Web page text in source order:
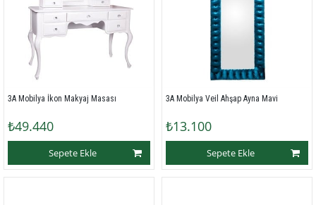
3A Mobilya İkon Makyaj Masası
₺49.440
Sepete Ekle
3A Mobilya Veil Ahşap Ayna Mavi
₺13.100
Sepete Ekle